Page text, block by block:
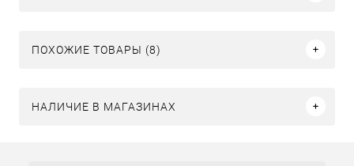
ПОХОЖИЕ ТОВАРЫ (8)
НАЛИЧИЕ В МАГАЗИНАХ